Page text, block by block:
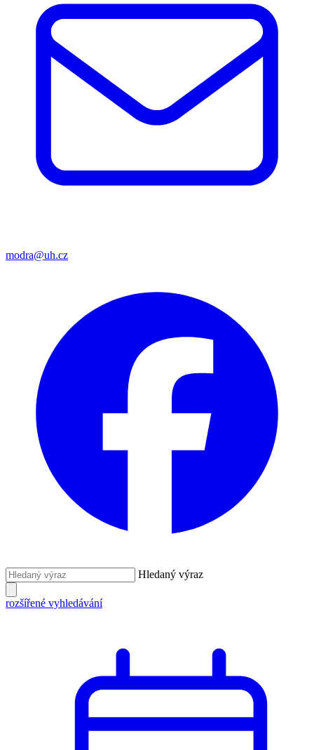
modra@uh.cz
Hledaný výraz
rozšířené vyhledávání